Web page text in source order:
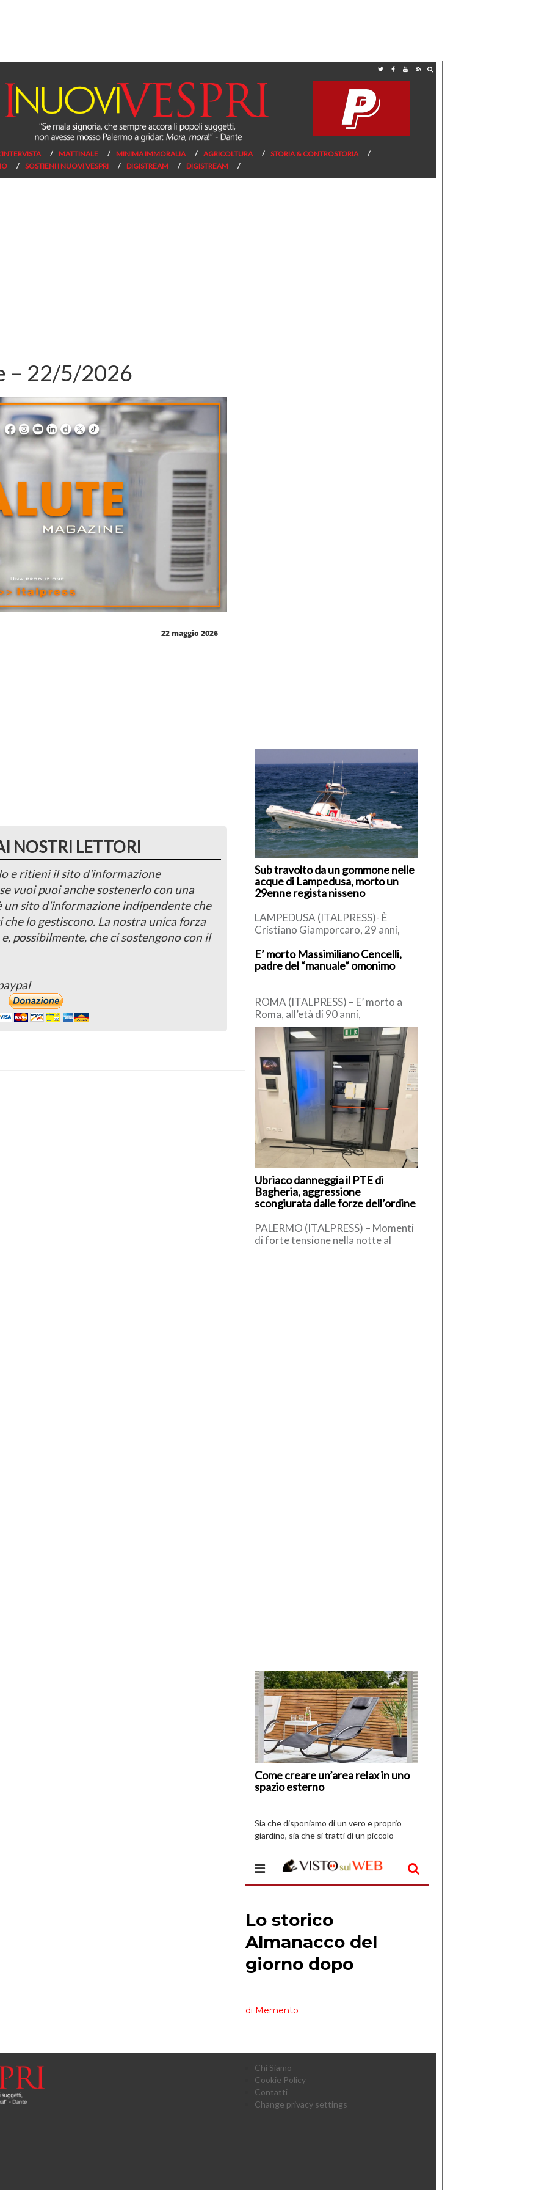
MATTINALE MINIMA IMMORALIA AGRICOLTURA
STORIA & CONTROSTORIA
SOSTIENI I NUOVI VESPRI DIGISTREAM DIGISTREAM
– 22/5/2026
22 maggio 2026
NOSTRI LETTORI
e ritieni il sito d'informazione
vuoi puoi anche sostenerlo con una
sito d'informazione indipendente che
lo gestiscono. La nostra unica forza
possibilmente, che ci sostengono con il
Sub travolto da un gommone nelle
acque di Lampedusa, morto un
29enne regista nisseno
LAMPEDUSA (ITALPRESS)- È
Cristiano Giamporcaro, 29 anni,
vittima della tragedia avvenuta nel
pomeriggio di ieri, […]
E’ morto Massimiliano Cencelli,
padre del “manuale” omonimo
ROMA (ITALPRESS) – E’ morto a
Roma, all’età di 90 anni,
Massimiliano Cencelli, funzionario
della Democrazia Cristiana degli
anni ’60. […]
Ubriaco danneggia il PTE di
Bagheria, aggressione
scongiurata dalle forze dell’ordine
PALERMO (ITALPRESS) – Momenti
di forte tensione nella notte al
Come creare un’area relax in uno
spazio esterno
di
I
Vespri
Sia che disponiamo di un vero e proprio
giardino, sia che si tratti di un piccolo
Chi Siamo
Cookie Policy
Contatti
Change privacy settings